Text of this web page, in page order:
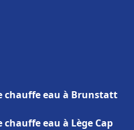
chauffe eau à Brunstatt
eau à Lège Cap